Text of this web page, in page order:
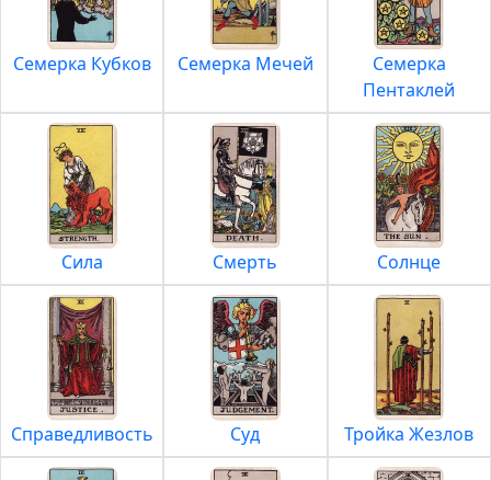
Семерка Кубков Семерка Мечей
Семерка
Пентаклей
Сила Смерть Солнце
Справедливость Суд Тройка Жезлов